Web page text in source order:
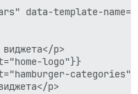
data-template-
виджета</p>
logo"}}
p>